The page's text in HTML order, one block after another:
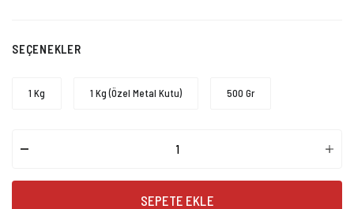
SEÇENEKLER
1 Kg 1 Kg (Özel Metal Kutu) 500 Gr
SEPETE EKLE